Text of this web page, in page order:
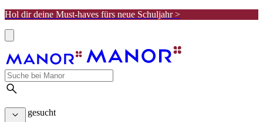
Hol dir deine Must-haves fürs neue Schuljahr >
Meist gesucht